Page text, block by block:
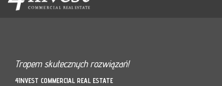
Tropem skutecznych rozwiązań!
4INVEST COMMERCIAL REAL ESTATE